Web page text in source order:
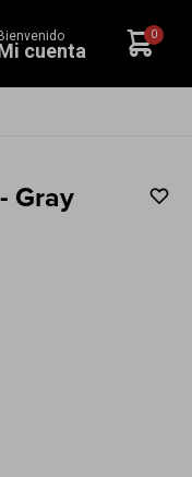
0
Gray